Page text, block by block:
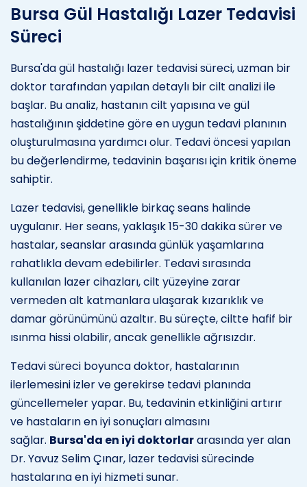
Bursa Gül Hastalığı Lazer Tedavisi
Süreci
Bursa'da gül hastalığı lazer tedavisi süreci, uzman bir
doktor tarafından yapılan detaylı bir cilt analizi ile
başlar. Bu analiz, hastanın cilt yapısına ve gül
hastalığının şiddetine göre en uygun tedavi planının
oluşturulmasına yardımcı olur. Tedavi öncesi yapılan
bu değerlendirme, tedavinin başarısı için kritik öneme
sahiptir.
Lazer tedavisi, genellikle birkaç seans halinde
uygulanır. Her seans, yaklaşık 15-30 dakika sürer ve
hastalar, seanslar arasında günlük yaşamlarına
rahatlıkla devam edebilirler. Tedavi sırasında
kullanılan lazer cihazları, cilt yüzeyine zarar
vermeden alt katmanlara ulaşarak kızarıklık ve
damar görünümünü azaltır. Bu süreçte, ciltte hafif bir
ısınma hissi olabilir, ancak genellikle ağrısızdır.
Tedavi süreci boyunca doktor, hastalarının
ilerlemesini izler ve gerekirse tedavi planında
güncellemeler yapar. Bu, tedavinin etkinliğini artırır
ve hastaların en iyi sonuçları almasını
sağlar. Bursa'da en iyi doktorlararasında yer alan
Dr. Yavuz Selim Çınar, lazer tedavisi sürecinde
hastalarına en iyi hizmeti sunar.